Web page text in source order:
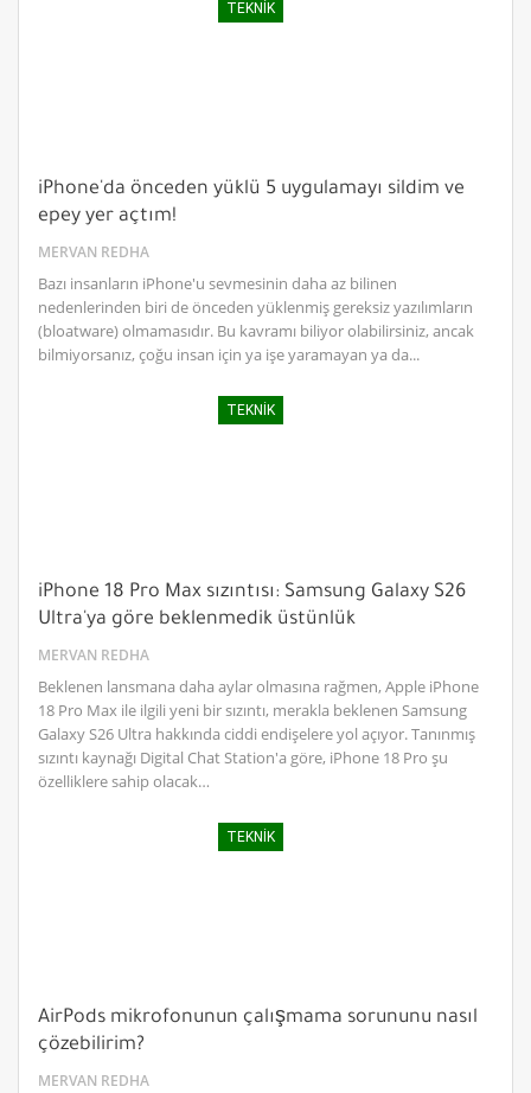
TEKNIK
iPhone'da önceden yüklü 5 uygulamayı sildim ve
epey yer açtım!
MERVAN REDHA
Bazı insanların iPhone'u sevmesinin daha az bilinen
nedenlerinden biri de önceden yüklenmiş gereksiz yazılımların
(bloatware) olmamasıdır. Bu kavramı biliyor olabilirsiniz, ancak
bilmiyorsanız, çoğu insan için ya işe yaramayan ya da...
TEKNIK
iPhone 18 Pro Max sızıntısı: Samsung Galaxy S26
Ultra'ya göre beklenmedik üstünlük
MERVAN REDHA
Beklenen lansmana daha aylar olmasına rağmen, Apple iPhone
18 Pro Max ile ilgili yeni bir sızıntı, merakla beklenen Samsung
Galaxy S26 Ultra hakkında ciddi endişelere yol açıyor. Tanınmış
sızıntı kaynağı Digital Chat Station'a göre, iPhone 18 Pro şu
özelliklere sahip olacak…
TEKNIK
AirPods mikrofonunun çalışmama sorununu nasıl
çözebilirim?
MERVAN REDHA